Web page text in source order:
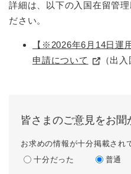
詳細は、以下の入国在留管
ださい。
【※2026年6月14日運
申請について
（出
皆さまのご意見をお聞
お求めの情報が十分掲載され
十分だった
普通